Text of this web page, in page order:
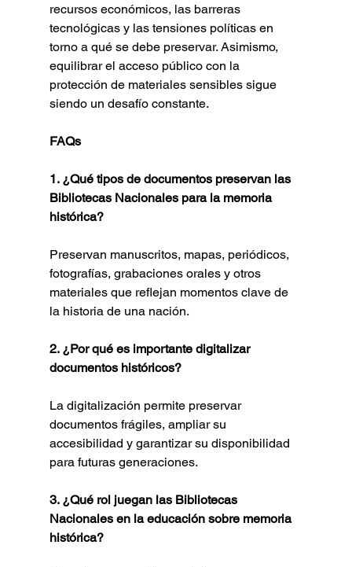
recursos económicos, las barreras
tecnológicas y las tensiones políticas en
torno a qué se debe preservar. Asimismo,
equilibrar el acceso público con la
protección de materiales sensibles sigue
siendo un desafío constante.
FAQs
1. ¿Qué tipos de documentos preservan las
Bibliotecas Nacionales para la memoria
histórica?
Preservan manuscritos, mapas, periódicos,
fotografías, grabaciones orales y otros
materiales que reflejan momentos clave de
la historia de una nación.
2. ¿Por qué es importante digitalizar
documentos históricos?
La digitalización permite preservar
documentos frágiles, ampliar su
accesibilidad y garantizar su disponibilidad
para futuras generaciones.
3. ¿Qué rol juegan las Bibliotecas
Nacionales en la educación sobre memoria
histórica?